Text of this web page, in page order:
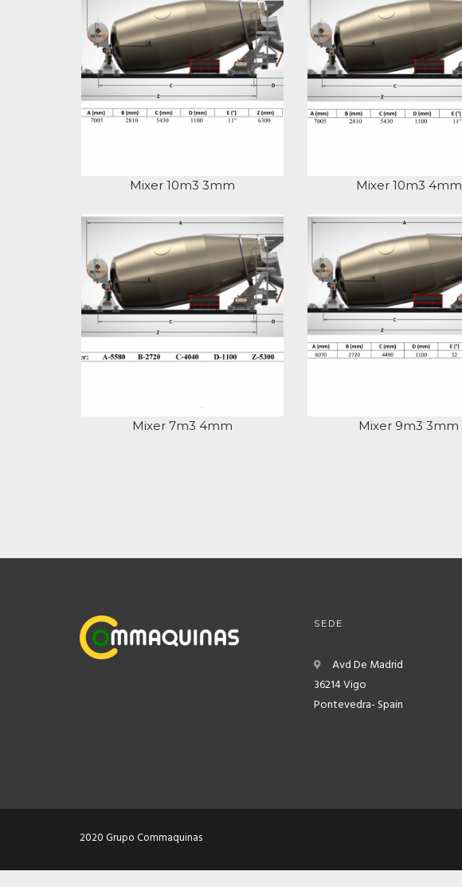
Mixer 10m3 3mm Mixer 10m3 4mm
Mixer 7m3 4mm Mixer 9m3 3mm
SEDE
Avd De Madrid
36214 Vigo
Pontevedra- Spain
2020 Grupo Commaquinas